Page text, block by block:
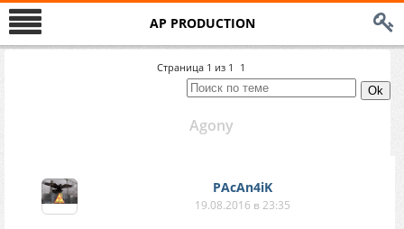
AP PRODUCTION
Страница 1 из 1 1
Agony
PAcAn4iK
19.08.2016 в 23:35